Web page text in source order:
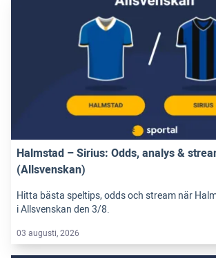
Halmstad – Sirius: Odds, analys &
(Allsvenskan)
Hitta bästa speltips, odds och stream när
i Allsvenskan den 3/8.
03 augusti, 2026